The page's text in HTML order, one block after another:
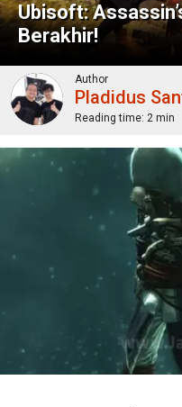
Ubisoft:
Berakhir!
Author
Pladidus
Reading time: 2 min